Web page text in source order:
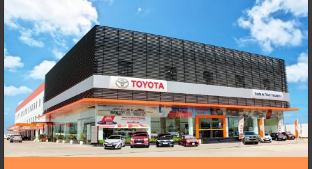
TOYOTA AVANZA
TOYOTA AVANZA 2024
TOYOTA BINH CHANH
TOYOTA CHÍNH HÃNG
TOYOTA COROLLA
TOYOTA COROLLA ALTIS
TOYOTA DỊCH VỤ
TOYOTA EKIDEN
TOYOTA EKIDEN 2023
TOYOTA HEV
TOYOTA HỒ CHÍ MINH
TOYOTA HỒ CHÍNH MINH